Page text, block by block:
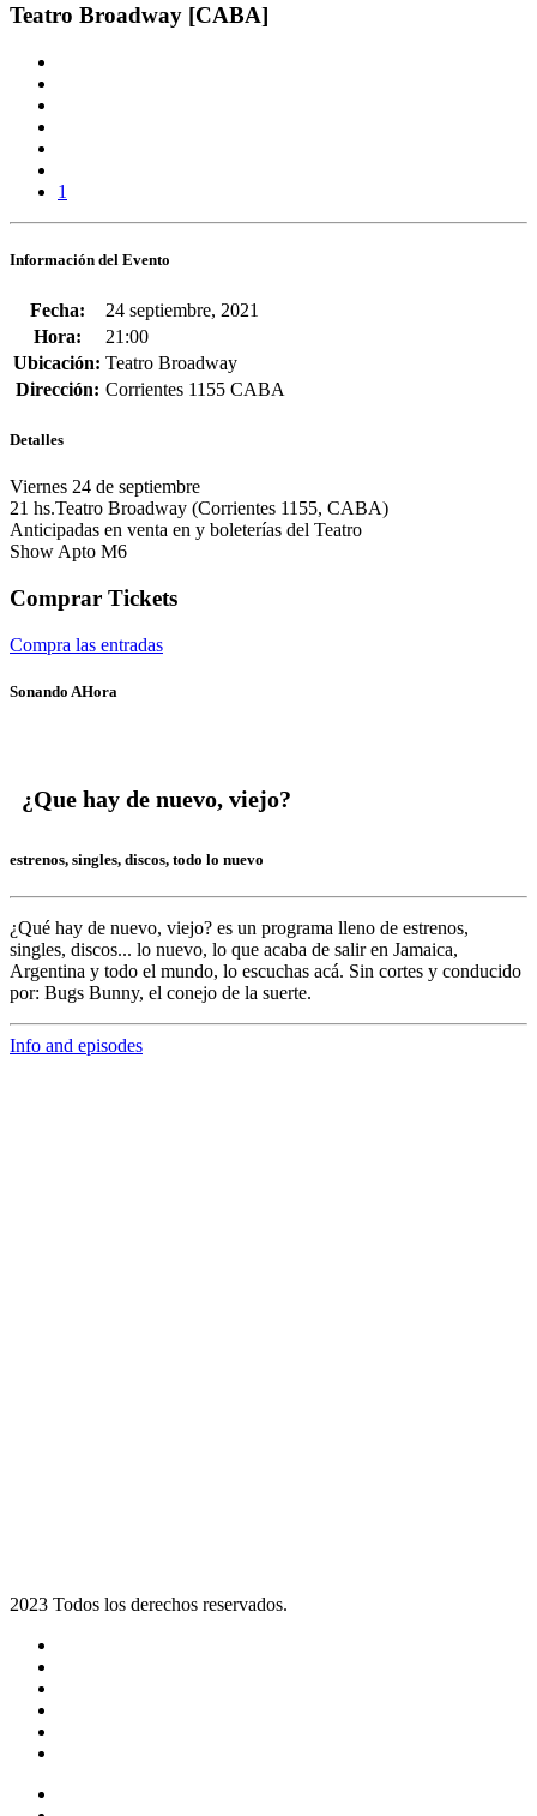
Teatro Broadway [CABA]
1
Información del Evento
Fecha:
24 septiembre, 2021
Hora:
21:00
Ubicación: Teatro Broadway
Dirección: Corrientes 1155 CABA
Detalles
Viernes 24 de septiembre
21 hs.Teatro Broadway (Corrientes 1155, CABA)
Anticipadas en venta en y boleterías del Teatro
Show Apto M6
Comprar Tickets
Compra las entradas
Sonando AHora
¿Que hay de nuevo, viejo?
estrenos, singles, discos, todo lo nuevo
¿Qué hay de nuevo, viejo? es un programa lleno de estrenos,
singles, discos... lo nuevo, lo que acaba de salir en Jamaica,
Argentina y todo el mundo, lo escuchas acá. Sin cortes y conducido
por: Bugs Bunny, el conejo de la suerte.
Info and episodes
2023 Todos los derechos reservados.